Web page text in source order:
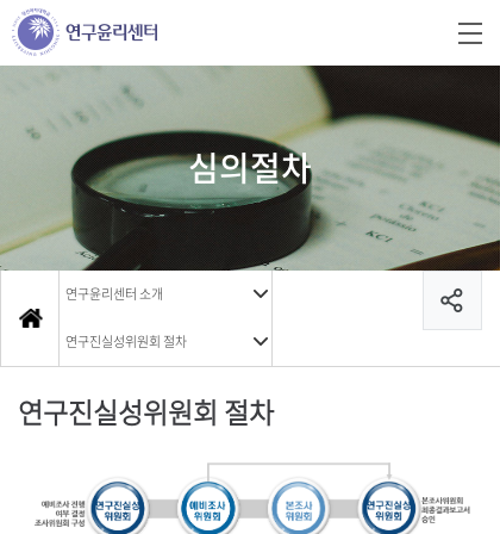
심의절차
연구윤리센터 소개
연구진실성위원회 절차
연구진실성위원회 절차